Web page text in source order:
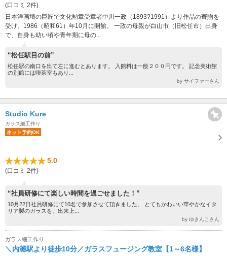
(口コミ 2件)
日本洋画壇の巨匠で文化勲章受章者中川一政（1893?1991）より作品の寄贈を
受け、1986（昭和61）年10月に開館。 一政の母親が白山市（旧松任市）出身
で、自身も幼い頃や青年期に母の...
“松任駅目の前”
松任駅の南口を出て左に進むとあります。 入館料は一般２００円です。 記念美術館
の別館には喫茶室もあり...
by サイファーさん
Studio Kure
ガラス細工作り
ネット予約OK
5.0
(口コミ 2件)
“社員研修にて楽しい時間を過ごせました！”
10月22日社員研修にて10名で参加させて頂きました。 とてもかわいい華やかなイタ
リア製のガラスを、出来上...
by ゆきんこさん
ガラス細工作り
＼内灘駅より徒歩10分／ガラスフュージング教室【1～6名様】